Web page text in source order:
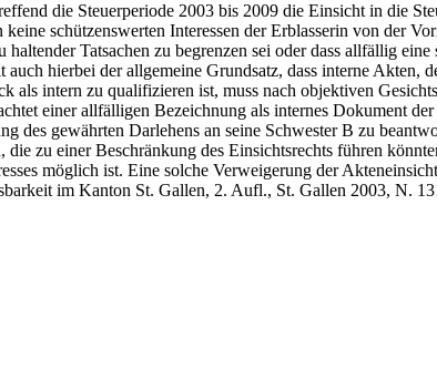
die Steuerperiode 2003 bis 2009 die Einsicht in die
schützenswerten Interessen der Erblasserin von der
Tatsachen zu begrenzen sei oder dass allfällig
hierbei der allgemeine Grundsatz, dass interne Akten,
intern zu qualifizieren ist, muss nach objektiven
einer allfälligen Bezeichnung als internes Dokument
des gewährten Darlehens an seine Schwester B zu
zu einer Beschränkung des Einsichtsrechts führen
möglich ist. Eine solche Verweigerung der
im Kanton St. Gallen, 2. Aufl., St. Gallen 2003, N.